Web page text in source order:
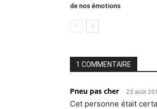
de nos émotions
1 COMMENTAIRE
Pneu pas cher 23 août
Cet personne était